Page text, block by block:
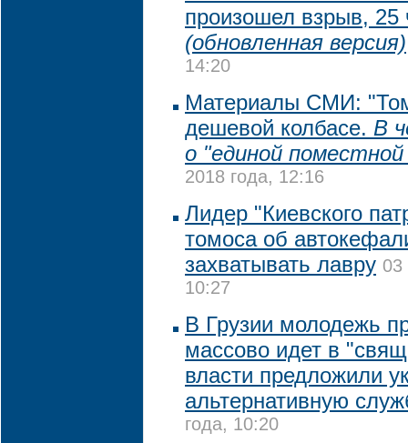
произошел взрыв, 25
(обновленная версия)
14:20
Материалы СМИ:
дешевой колбасе. В
о "единой поместной
2018 года, 12:16
Лидер "Киевского
томоса об
захватывать лавру 03
10:27
В Грузии молодежь
массово идет в
власти предложили
альтернативную
года, 10:20